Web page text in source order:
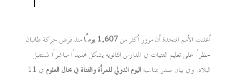
أعلنت الأمم المتحدة أن مرور أكثر من1,607 يومًا
منذ فرض حركة طالبان
حظرًا على تعليم الفتيات في المدارس الثانوية يشكل تهديدًا مباشرًا لمستقبل
البلاد. وفي بيان صدر بمناسبةاليوم الدولي للمرأة والفتاة في مجال العلوم
في 11